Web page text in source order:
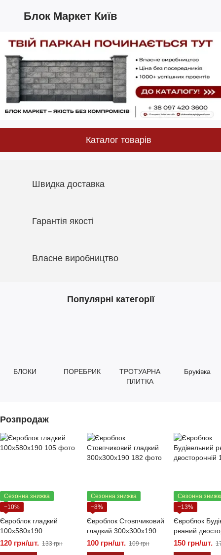
Блок Маркет Київ
Каталог товарів
Швидка доставка
Гарантія якості
Власне виробництво
Популярні категорії
БЛОКИ ПОРЕБРИК
ТРОТУАРНА
ПЛИТКА
Бруківка
Розпродаж
Сезонна знижка
−10%
Євроблок гладкий
100х580х190
120 грн/шт. 133 грн
Сезонна знижка
−8%
Євроблок Стовпчиковий
гладкий 300х300х190
100 грн/шт. 109 грн
Сезонна
−13%
Євроблок
рваний
150 грн/шт.